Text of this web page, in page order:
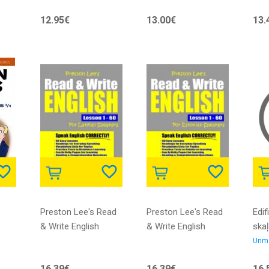
12.95€
skalruniem POLCAR
13.00€
Preston Lee's Read
& Write English
Preston Lee's Read
& Write English